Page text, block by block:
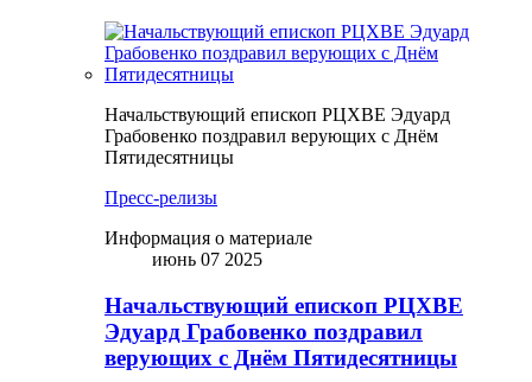
Начальствующий епископ РЦХВЕ Эдуард
Грабовенко поздравил верующих с Днём
Пятидесятницы
Пресс-релизы
Информация о материале
июнь 07 2025
Начальствующий епископ РЦХВЕ
Эдуард Грабовенко поздравил
верующих с Днём Пятидесятницы